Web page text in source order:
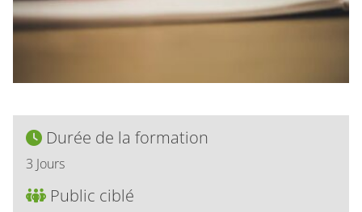
Durée de la formation
3 Jours
Public ciblé